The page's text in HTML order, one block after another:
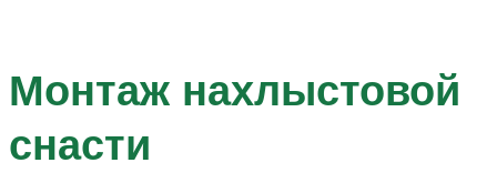
Монтаж нахлыстовой
снасти